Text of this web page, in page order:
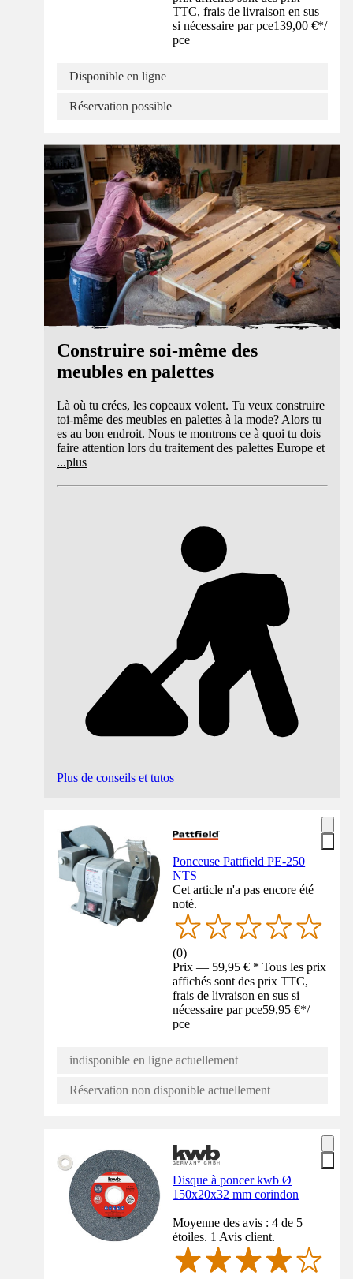
TTC, frais de livraison en sus
si nécessaire par pce139,00 €*/
pce
Disponible en ligne
Réservation possible
Guide
Construire soi-même des
meubles en palettes
Là où tu crées, les copeaux volent. Tu veux construire
toi-même des meubles en palettes à la mode? Alors tu
es au bon endroit. Nous te montrons ce à quoi tu dois
faire attention lors du traitement des palettes Europe et
...plus
Plus de conseils et tutos
Ponceuse Pattfield PE-250
NTS
Cet article n'a pas encore été
noté.
(0)
Prix — 59,95 € * Tous les prix
affichés sont des prix TTC,
frais de livraison en sus si
nécessaire par pce59,95 €*/
pce
indisponible en ligne actuellement
Réservation non disponible actuellement
Disque à poncer kwb Ø
150x20x32 mm corindon
Moyenne des avis : 4 de 5
étoiles. 1 Avis client.